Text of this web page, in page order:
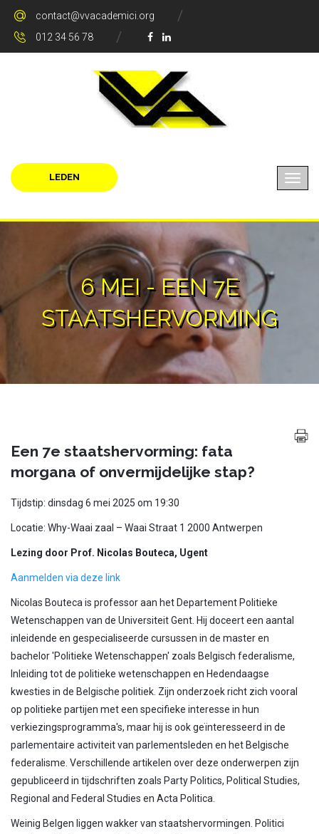
contact@vvacademici.org
012 34 56 78
LEDEN
6 MEI - EEN 7E
STAATSHERVORMING
Een 7e staatshervorming: fata
morgana of onvermijdelijke stap?
Tijdstip: dinsdag 6 mei 2025 om 19:30
Locatie: Why-Waai zaal – Waai Straat 1 2000 Antwerpen
Lezing door Prof. Nicolas Bouteca, Ugent
Aanmelden via deze link
Nicolas Bouteca is professor aan het Departement Politieke
Wetenschappen van de Universiteit Gent. Hij doceert een aantal
inleidende en gespecialiseerde cursussen in de master en
bachelor 'Politieke Wetenschappen' zoals Belgisch federalisme,
Inleiding tot de politieke wetenschappen en Hedendaagse
kwesties in de Belgische politiek. Zijn onderzoek richt zich vooral
op politieke partijen met een specifieke interesse in hun
verkiezingsprogramma's, maar hij is ook geïnteresseerd in de
parlementaire activiteit van parlementsleden en het Belgische
federalisme. Verschillende artikelen over deze onderwerpen zijn
gepubliceerd in tijdschriften zoals Party Politics, Political Studies,
Regional and Federal Studies en Acta Politica.
Weinig Belgen liggen wakker van staatshervormingen. Politici